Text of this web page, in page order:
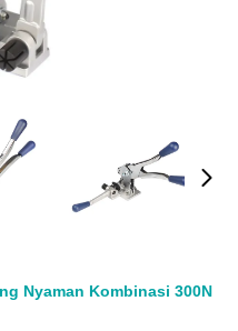
Nyaman Kombinasi 300N